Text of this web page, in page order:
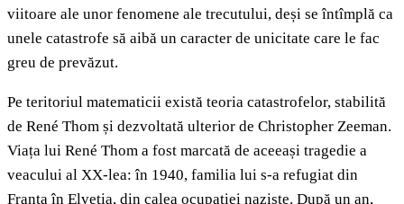
viitoare ale unor fenomene ale trecutului, deși se întîmplă ca
unele catastrofe să aibă un caracter de unicitate care le fac
greu de prevăzut.
Pe teritoriul matematicii există teoria catastrofelor, stabilită
de René Thom și dezvoltată ulterior de Christopher Zeeman.
Viața lui René Thom a fost marcată de aceeași tragedie a
veacului al XX-lea: în 1940, familia lui s-a refugiat din
Franța în Elveția, din calea ocupației naziste. După un an,